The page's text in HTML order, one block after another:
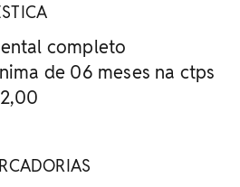
completo
de 06 meses na ctps